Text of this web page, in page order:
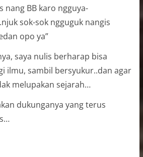
nang BB karo ngguya-
sok-sok ngguguk nangis
opo ya”
saya nulis berharap bisa
ilmu, sambil bersyukur..dan agar
melupakan sejarah…
dukunganya yang terus